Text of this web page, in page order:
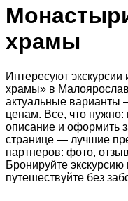
храмы
Интересуют
храмы» в
актуальные варианты
ценам. Все, что нужно:
описание и оформить
странице — лучшие
партнеров: фото,
Бронируйте
путешествуйте без